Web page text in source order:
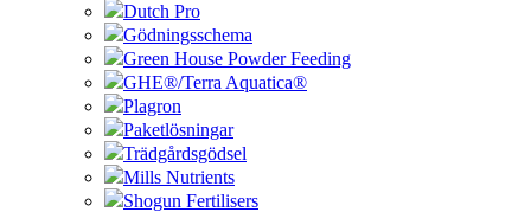
Dutch Pro
Gödningsschema
Green House Powder Feeding
GHE®/Terra Aquatica®
Plagron
Paketlösningar
Trädgårdsgödsel
Mills Nutrients
Shogun Fertilisers